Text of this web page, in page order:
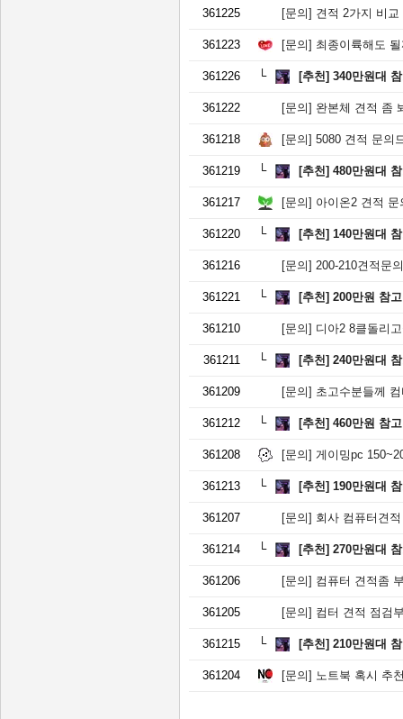
361225 [문의] 견적 2가지 비
361223 [문의] 최종이륙해도
361226 [추천] 340만원대
361222 [문의] 완본체 견적 좀
361218 [문의] 5080 견적 문의
361219 [추천] 480만원대
361217 [문의] 아이온2 견적 문
361220 [추천] 140만원대
361216 [문의] 200-210견적문
361221 [추천] 200만원 참
361210 [문의] 디아2 8클돌리
361211 [추천] 240만원대
361209 [문의] 초고수분들께
361212 [추천] 460만원 참
361208 [문의] 게이밍pc 150~200
361213 [추천] 190만원대
361207 [문의] 회사 컴퓨터견
361214 [추천] 270만원대
361206 [문의] 컴퓨터 견적좀
361205 [문의] 컴터 견적 점검
361215 [추천] 210만원대
361204 [문의] 노트북 혹시 추